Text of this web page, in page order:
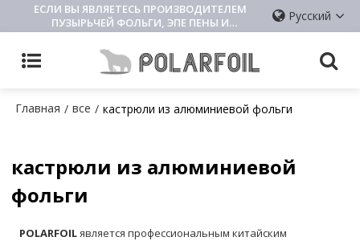
ЕСЛИ ВЫ ЯВЛЯЕТЕСЬ ПРОИЗВОДИТЕЛЕМ
ПУЗЫРЬЧЕЙ ФОЛЬГИ, ЭПЕ ПЕНЫ И
ИЗОЛЯЦИОННОЙ ПОДКЛАДКИ, ПОЖАЛУЙСТА,
СВЯЖИТЕСЬ С НАМИ
Русский
Главная / все / кастрюли из алюминиевой фольги
кастрюли из алюминиевой
фольги
POLARFOILявляется профессиональным китайским